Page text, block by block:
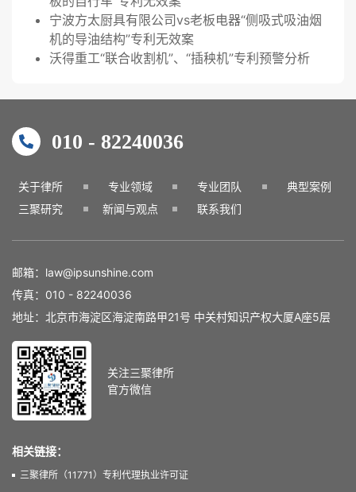
宁波方太厨具有限公司vs老板电器“侧吸式吸油烟
机的导油结构”专利无效案
沃得重工“联合收割机”、“插秧机”专利预警分析
010 - 82240036
关于律所 专业领域 专业团队
典型案例
三聚研究
新闻与观点 联系我们
邮箱： law@ipsunshine.com
传真： 010 - 82240036
地址：北京市海淀区海淀南路甲21号 中关村知识产权大厦A座5层
关注三聚律所
官方微信
相关链接：
三聚律所（11771）专利代理执业许可证